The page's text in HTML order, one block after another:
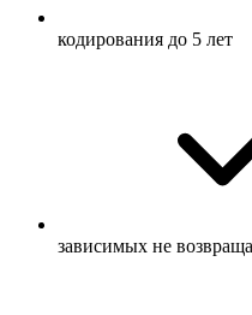
кодирования до 5 лет
зависимых не